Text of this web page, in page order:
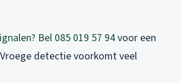
Bel 085 019 57 94voor een
detectie voorkomt veel